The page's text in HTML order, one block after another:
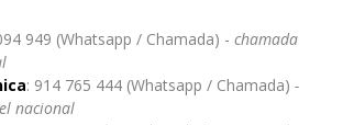
949 (Whatsapp / Chamada) - chamada
: 914 765 444 (Whatsapp / Chamada) -
nacional